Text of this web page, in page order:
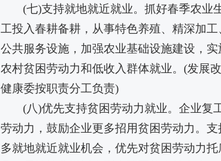
(七)支持就地就近就业。抓好春季农业
工投入春耕备耕，从事特色养殖、精深加
公共服务设施，加强农业基础设施建设，
农村贫困劳动力和低收入群体就业。(发展
健康委按职责分工负责)
(八)优先支持贫困劳动力就业。企业复
劳动力，鼓励企业更多招用贫困劳动力。
多就地就近就业机会，优先对贫困劳动力